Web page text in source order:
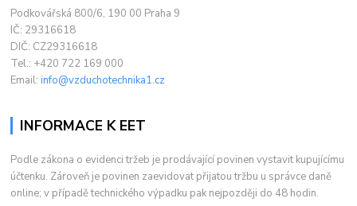
Podkovářská 800/6, 190 00 Praha 9
IČ: 29316618
DIČ: CZ29316618
Tel.: +420 722 169 000
Email:info@vzduchotechnika1.cz
INFORMACE K EET
Podle zákona o evidenci tržeb je prodávající povinen vystavit kupujícímu
účtenku. Zároveň je povinen zaevidovat přijatou tržbu u správce daně
online; v případě technického výpadku pak nejpozději do 48 hodin.